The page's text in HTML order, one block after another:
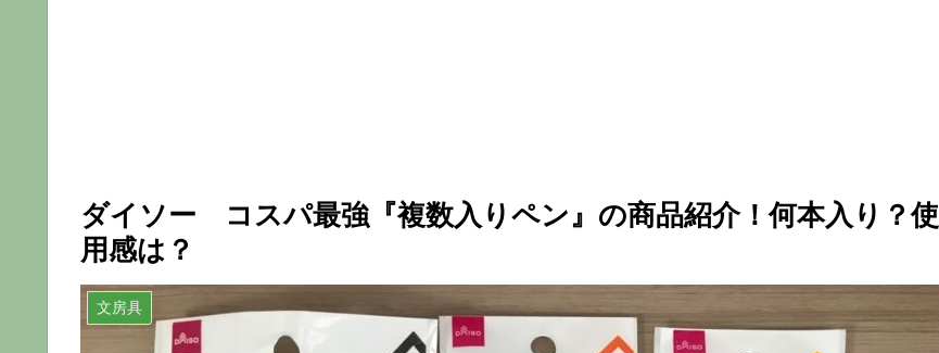
ダイソー コスパ最強『複数入りペン』の商品紹介！何本入り？使
用感は？
文房具